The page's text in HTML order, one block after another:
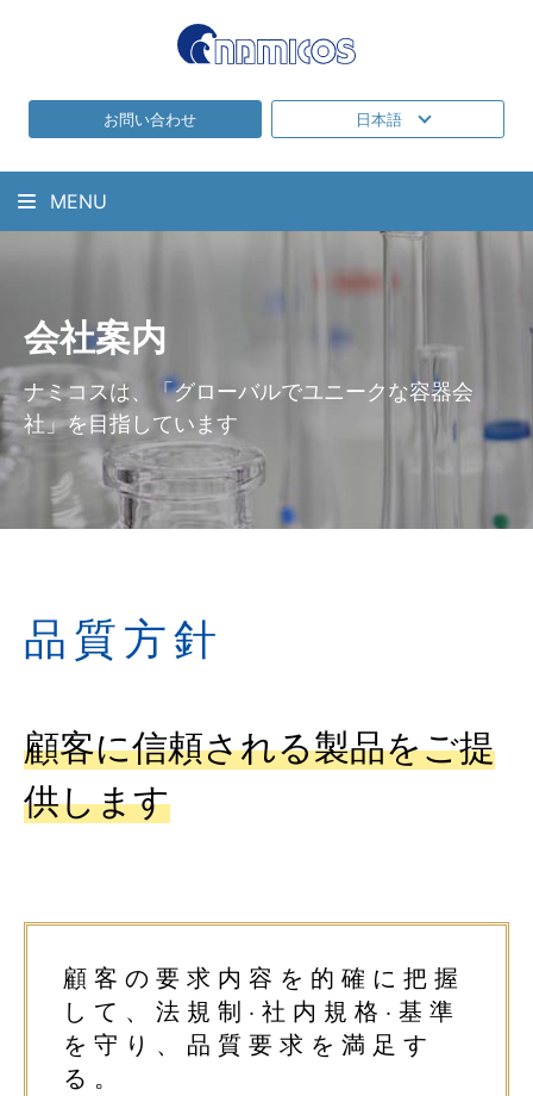
お問い合わせ 日本語
MENU
会社案内
ナミコスは、「グローバルでユニークな容器会
社」を目指しています
品質方針
顧客に信頼される製品をご提
供します
顧客の要求内容を的確に把握
して、 法規制·社内規格·基準
を守り、品質要求を満足す
る。